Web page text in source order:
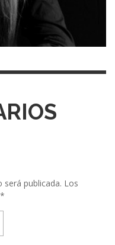
publicada. Los
*